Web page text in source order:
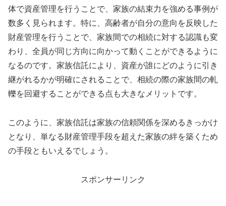
体で資産管理を行うことで、家族の結束力を強める事例が
数多く見られます。特に、高齢者が自分の意向を反映した
財産管理を行うことで、家族間での相続に対する認識も変
わり、全員が同じ方向に向かって動くことができるように
なるのです。家族信託により、資産が誰にどのように引き
継がれるかが明確にされることで、相続の際の家族間の軋
轢を回避することができる点も大きなメリットです。
このように、家族信託は家族の信頼関係を深めるきっかけ
となり、単なる財産管理手段を超えた家族の絆を築くため
の手段ともいえるでしょう。
スポンサーリンク